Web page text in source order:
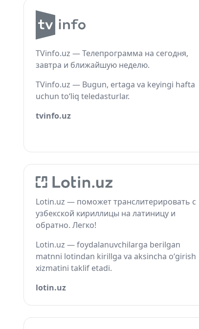
TVinfo.uz — Телепрограмма на сегодня,
завтра и ближайшую неделю.
TVinfo.uz — Bugun, ertaga va keyingi hafta
uchun to‘liq teledasturlar.
tvinfo.uz
Lotin.uz — поможет транслитерировать с
узбекской кириллицы на латиницу и
обратно. Легко!
Lotin.uz — foydalanuvchilarga berilgan
matnni lotindan kirillga va aksincha o‘girish
xizmatini taklif etadi.
lotin.uz